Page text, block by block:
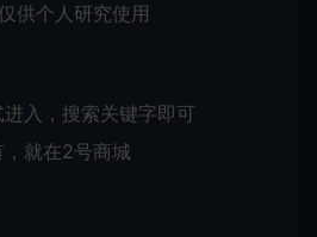
供个人研究使用
入，搜索关键字即可
就在2号商城